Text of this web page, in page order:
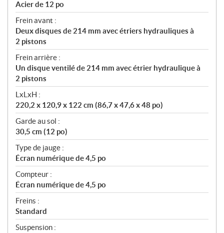
Acier de 12 po
Frein avant :
Deux disques de 214 mm avec étriers hydrauliques à
2 pistons
Frein arrière :
Un disque ventilé de 214 mm avec étrier hydraulique à
2 pistons
LxLxH :
220,2 x 120,9 x 122 cm (86,7 x 47,6 x 48 po)
Garde au sol :
30,5 cm (12 po)
Type de jauge :
Écran numérique de 4,5 po
Compteur :
Écran numérique de 4,5 po
Freins :
Standard
Suspension :